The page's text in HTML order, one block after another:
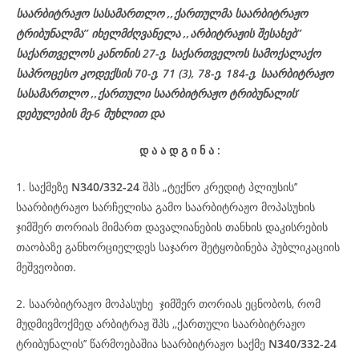
საარბიტრაჟო სასამართლო ,,ქართულმა საარბიტრაჟო
ტრიბუნალმა’’ იხელმძღვანელა,,არბიტრაჟის შესახებ’’
საქართველოს კანონის 27-ე, საქართველოს სამოქალაქო
საპროცესო კოდექსის 70-ე, 71 (3), 78-ე, 184-ე, საარბიტრაჟო
სასამართლო ,,ქართული საარბიტრაჟო ტრიბუნალის’
დებულების მე-6 მუხლით და
დ ა ა დ გ ი ნ ა :
1. საქმეზე N340/332-24 შპს „ტექნო კრედიტ პლიუსის’’
საარბიტრაჟო სარჩელისა გამო საარბიტრაჟო მოპასუხის
ჯიმშერ თორიას მიმართ დავალიანების თანხის დაკისრების
თაობაზე განხორციელდეს საჯარო შეტყობინება პუბლიკაციის
მეშვეობით.
2. საარბიტრაჟო მოპასუხე ჯიმშერ თორიას ეცნობოს, რომ
მუდმივმოქმედ არბიტრაჟ შპს ,,ქართული საარბიტრაჟო
ტრიბუნალის’’ წარმოებაშია საარბიტრაჟო საქმე N340/332-24